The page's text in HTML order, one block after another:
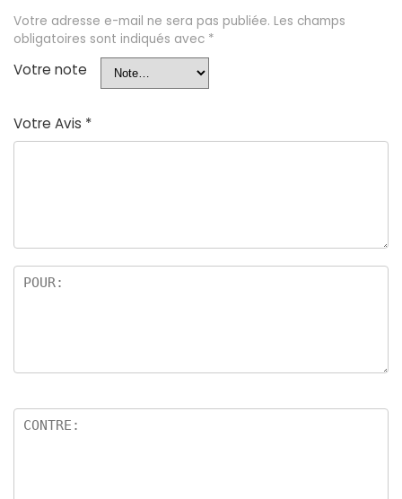
Votre adresse e-mail ne sera pas publiée. Les champs
obligatoires sont indiqués avec *
Votre note
Votre Avis *